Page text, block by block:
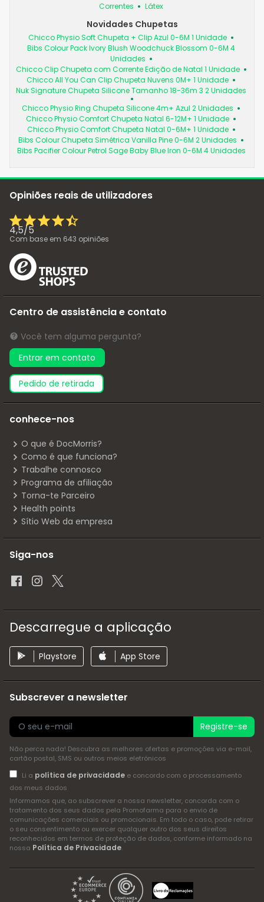
Correntes Látex
Novidades Chupetas
Chicco Physio Soft Chupeta + Clip Azul 0-6M 1 Unidade
Bibs Colour Pack Ivory Blush Woodchuck Blossom 0-6M 4
Unidades
Chicco Clip Chupeta com Corrente Edição de Natal 1 Unidade
Chicco All You Can Clip Chupeta Nuvens 0M+ 1 Unidade
Nuk Signature Chupeta Silicone Tamanho 18-36m 3 2 Unidades
Chicco Physio Ring Chupeta Silicone 4m+ Azul 2 Unidades
Chicco Physio Comfort Chupeta Natal 6-12M+ 1 Unidade
Chicco Physio Comfort Chupeta Natal 0-6M+ 1 Unidade
Bibs Colour Chupeta Simétrica Vanilla Pine 0-6M 2 Unidades
Bibs Pacifier Colour Petrol Sage Baby Blue Iron 0-6M 4 Unidades
Opiniões reais de utilizadores
4,5/5
Com base em 643 opiniões
Centro de assistência e contato
Você tem alguma pergunta?
Entrar em contato
pedido de retirada
conhece-nos
O que é DocMorris?
Como é que funciona?
Trabalhe connosco
Programa de afiliação
Torna-te Parceiro
Health points
Sítio Web da empresa
Siga-nos
Descarregue a aplicação
Playstore App Store
Subscrever a newsletter
Registre-se
Não perca nada! Descubra as melhores ofertas e promoções via e-mail,
cartão postal, SMS ou outros meios eletrónicos
Li a política de privacidadee concordo com o processamento
dos meus dados
Informamos que, ao subscrever a nossa newsletter, concorda com o
tratamento dos seus dados pela Promofarma para o envio de
comunicações comerciais ou promocionais. Em todo o caso, pode retirar
o seu consentimento ou exercer qualquer outro dos seus direitos
reconhecidos em termos de proteção de dados, conforme informado na
nossa Política de Privacidade.